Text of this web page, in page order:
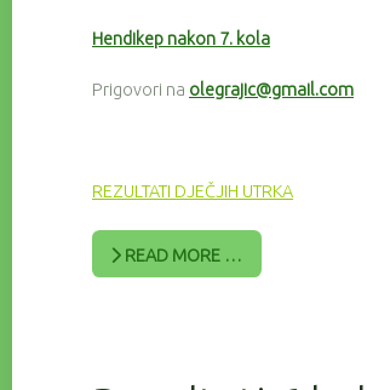
Hendikep nakon 7. kola
Prigovori na olegrajic@gmail.com
REZULTATI DJEČJIH UTRKA
READ MORE …